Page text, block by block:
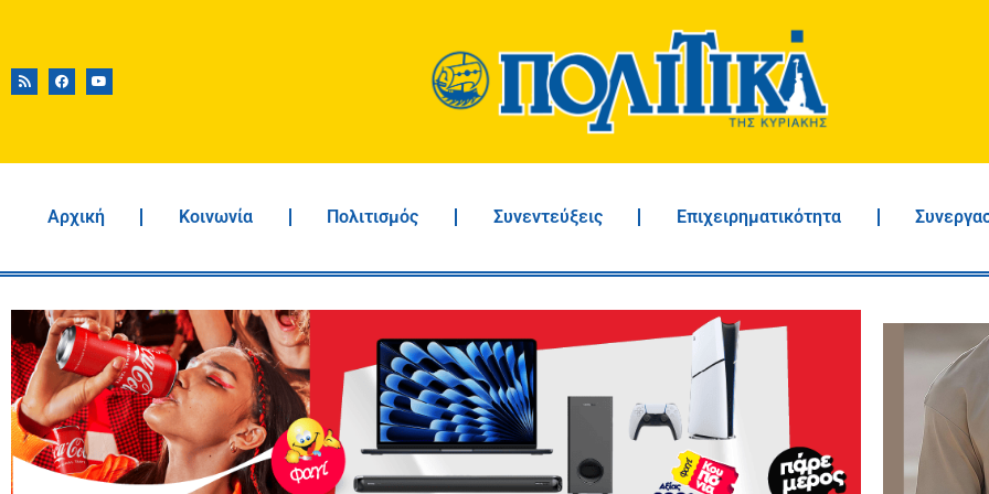
Αρχική Κοινωνία Πολιτισμός Συνεντεύξεις Επιχειρηματικότητα